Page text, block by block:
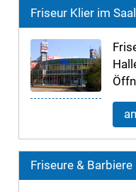
Friseur Klier im
Friseure & Barbiere